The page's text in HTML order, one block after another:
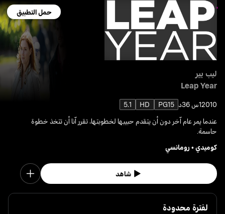
حمل التطبيق
ليب يير
Leap Year
20101س 36د PG15
HD
5.1
عندما يمر عام آخر دون أن يتقدم حبيبها لخطوبتها، تقرر آنا أن تتخذ خطوة
حاسمة.
كوميدي•رومانسي
شاهد
لفترة محدودة